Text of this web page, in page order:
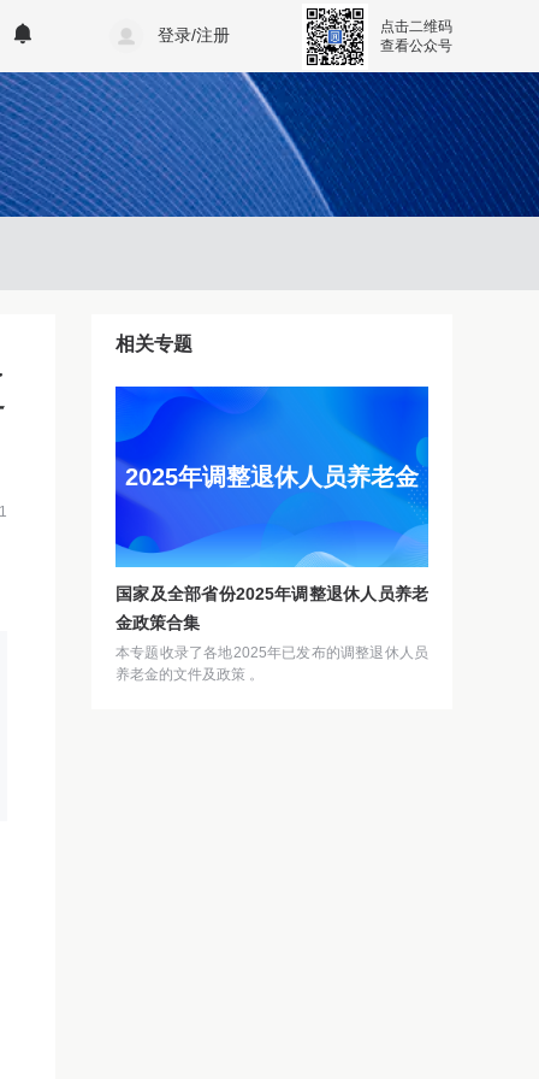
登录/注册
点击二维码
查看公众号
相关专题
2025年调整退休人员养老金
国家及全部省份2025年调整退休人员养老
金政策合集
本专题收录了各地2025年已发布的调整退休人员
养老金的文件及政策 。